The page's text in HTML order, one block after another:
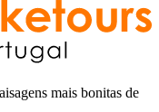
mais bonitas de